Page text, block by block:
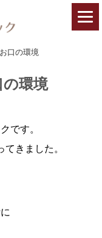
口の環境
環境
です。
きました。